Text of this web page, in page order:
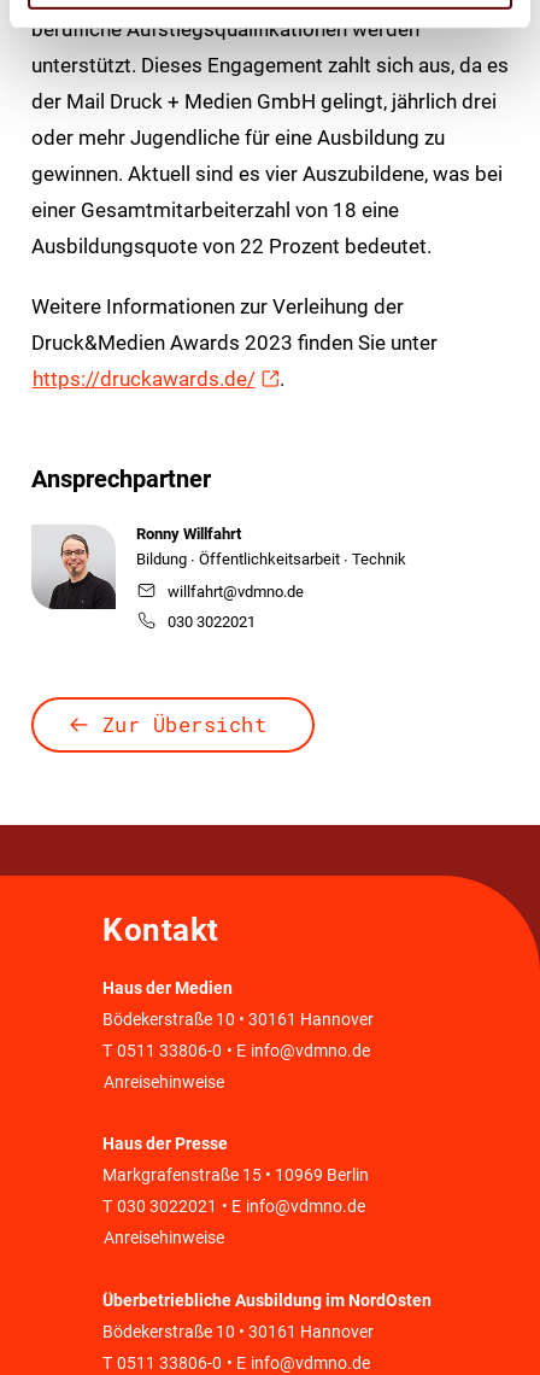
berufliche Aufstiegsqualifikationen werden
unterstützt. Dieses Engagement zahlt sich aus, da es
der Mail Druck + Medien GmbH gelingt, jährlich drei
oder mehr Jugendliche für eine Ausbildung zu
gewinnen. Aktuell sind es vier Auszubildene, was bei
einer Gesamtmitarbeiterzahl von 18 eine
Ausbildungsquote von 22 Prozent bedeutet.
Weitere Informationen zur Verleihung der
Druck&Medien Awards 2023 finden Sie unter
https://druckawards.de/
.
Ansprechpartner
Ronny Willfahrt
Bildung ∙ Öffentlichkeitsarbeit ∙ Technik
willfahrt@vdmno.de
030 3022021
Zur Übersicht
Kontakt
Haus der Medien
Bödekerstraße 10 • 30161 Hannover
T 0511 33806-0 • E info@vdmno.de
Anreisehinweise
Haus der Presse
Markgrafenstraße 15 • 10969 Berlin
T 030 3022021 • E info@vdmno.de
Anreisehinweise
Überbetriebliche Ausbildung im NordOsten
Bödekerstraße 10 • 30161 Hannover
T 0511 33806-0 • E info@vdmno.de